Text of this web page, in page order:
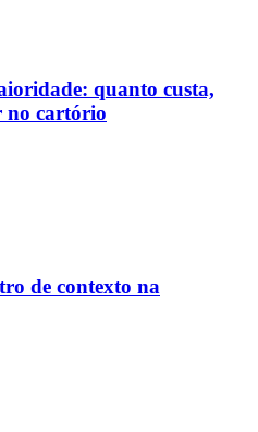
quanto custa,
no cartório
de contexto na